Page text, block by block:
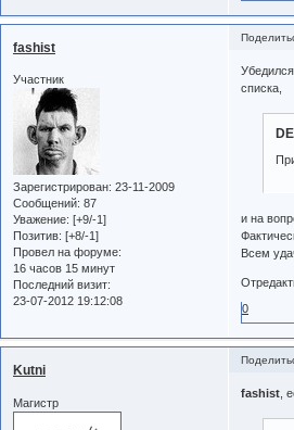
fashist
Участник
Зарегистрирован: 23-11-2009
Сообщений: 87
Уважение: [+9/-1]
Позитив: [+8/-1]
Провел на форуме:
16 часов 15 минут
Последний визит:
23-07-2012 19:12:08
списка,
и на
Всем
0
Kutni
Магистр
fashist ,